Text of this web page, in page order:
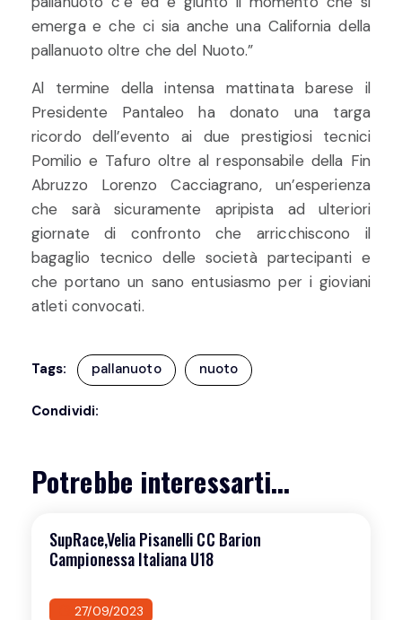
emerga e che ci sia anche una California della
pallanuoto oltre che del Nuoto.”
Al termine della intensa mattinata barese il
Presidente Pantaleo ha donato una targa
ricordo dell’evento ai due prestigiosi tecnici
Pomilio e Tafuro oltre al responsabile della Fin
Abruzzo Lorenzo Cacciagrano, un’esperienza
che sarà sicuramente apripista ad ulteriori
giornate di confronto che arricchiscono il
bagaglio tecnico delle società partecipanti e
che portano un sano entusiasmo per i gioviani
atleti convocati.
Tags: pallanuoto nuoto
Condividi:
Potrebbe interessarti...
SupRace,Velia Pisanelli CC Barion
Campionessa Italiana U18
27/09/2023